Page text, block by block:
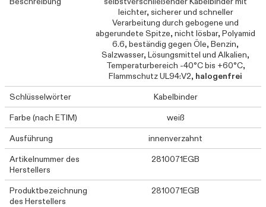
leichter, sicherer und schneller
Verarbeitung durch gebogene und
abgerundete Spitze, nicht lösbar, Polyamid
6.6, beständig gegen Öle, Benzin,
Salzwasser, Lösungsmittel und Alkalien,
Temperaturbereich -40°C bis +60°C,
Flammschutz UL94:V2, halogenfrei
Schlüsselwörter
Kabelbinder
Farbe (nach ETIM)
weiß
Ausführung
innenverzahnt
Artikelnummer des
Herstellers
2810071EGB
Produktbezeichnung
des Herstellers
2810071EGB